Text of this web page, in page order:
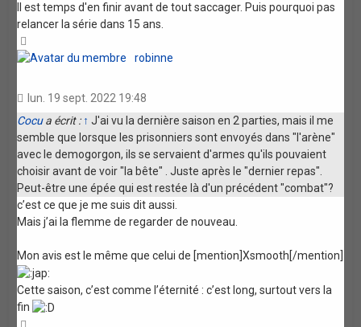
Il est temps d'en finir avant de tout saccager. Puis pourquoi pas
relancer la série dans 15 ans.
robinne
lun. 19 sept. 2022 19:48
Cocua écrit : ↑ J'ai vu la dernière saison en 2 parties, mais il me
semble que lorsque les prisonniers sont envoyés dans "l'arène"
avec le demogorgon, ils se servaient d'armes qu'ils pouvaient
choisir avant de voir "la bête" . Juste après le "dernier repas".
Peut-être une épée qui est restée là d'un précédent "combat"?
c’est ce que je me suis dit aussi.
Mais j’ai la flemme de regarder de nouveau.
Mon avis est le même que celui de [mention]Xsmooth[/mention]
Cette saison, c’est comme l’éternité : c’est long, surtout vers la
fin